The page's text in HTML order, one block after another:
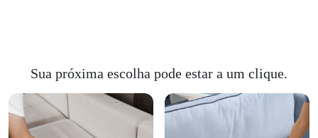
Sua próxima escolha pode estar a um clique.